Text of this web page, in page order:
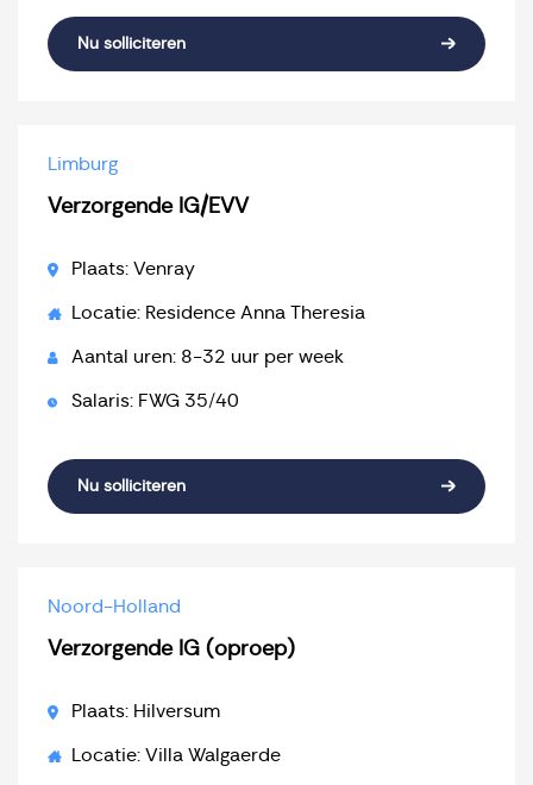
Nu solliciteren
Limburg
Verzorgende IG/EVV
Plaats: Venray
Locatie: Residence Anna Theresia
Aantal uren: 8-32 uur per week
Salaris: FWG 35/40
Nu solliciteren
Noord-Holland
Verzorgende IG (oproep)
Plaats: Hilversum
Locatie: Villa Walgaerde